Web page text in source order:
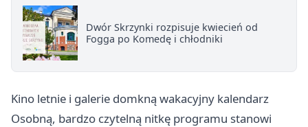
Dwór Skrzynki rozpisuje kwiecień od
Fogga po Komedę i chłodniki
Kino letnie i galerie domkną wakacyjny kalendarz
Osobną, bardzo czytelną nitkę programu stanowi